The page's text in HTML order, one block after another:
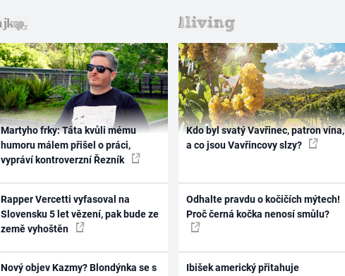
Martyho frky: Táta kvůli mému
humoru málem přišel o práci,
vypráví kontroverzní Řezník
Rapper Vercetti vyfasoval na
Slovensku 5 let vězení, pak bude ze
země vyhoštěn
Nový objev Kazmy? Blondýnka se s
Kdo byl svatý Vavřinec, patron vína,
a co jsou Vavřincovy slzy?
Odhalte pravdu o kočičích mýtech!
Proč černá kočka nenosí smůlu?
Ibišek americký přitahuje